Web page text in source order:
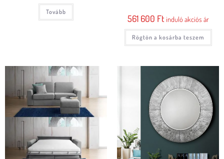
Tovább
561 600 Ft induló akciós ár
Rögtön a kosárba teszem